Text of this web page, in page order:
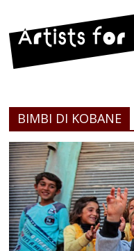
BIMBI DI KOBANE